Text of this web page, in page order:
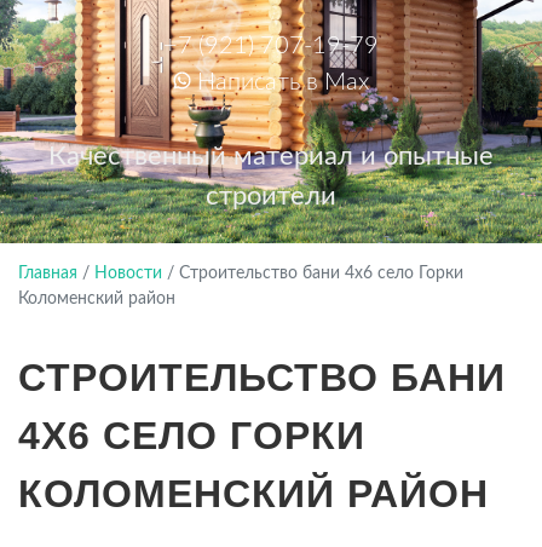
+7 (921) 707-19-79
Написать в Max
Качественный материал и опытные
строители
Главная / Новости / Строительство бани 4х6 село Горки
Коломенский район
СТРОИТЕЛЬСТВО БАНИ
4Х6 СЕЛО ГОРКИ
КОЛОМЕНСКИЙ РАЙОН